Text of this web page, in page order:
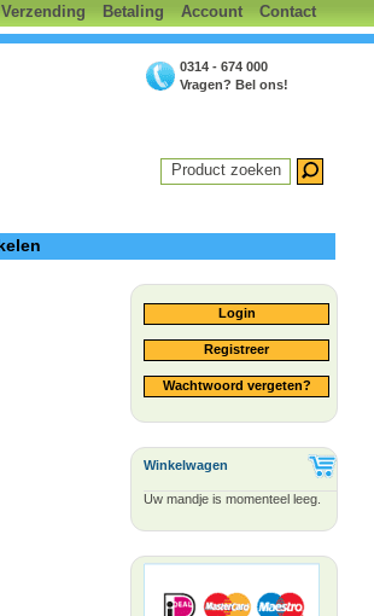
Verzending Betaling Account Contact
0314 - 674 000
Vragen? Bel ons!
Product zoeken
Login
Registreer
Wachtwoord vergeten?
Winkelwagen
Uw mandje is momenteel leeg.